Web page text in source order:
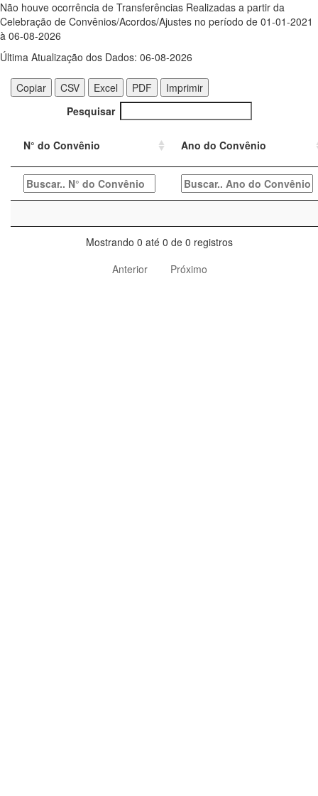
Não houve ocorrência de Transferências Realizadas a partir da
Celebração de Convênios/Acordos/Ajustes no período de 01-01-2021
à 06-08-2026
Última Atualização dos Dados: 06-08-2026
Copiar CSV Excel PDF
Imprimir
Pesquisar
N° do Convênio Ano do Convênio
Mostrando 0 até 0 de 0 registros
Anterior
Próximo